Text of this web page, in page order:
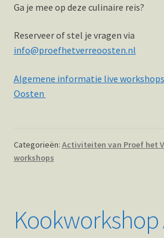
Ga je mee op deze culinaire reis?
Reserveer of stel je vragen via
info@proefhetverreoosten.nl
Algemene informatie live
Oosten
Categorieën: Activiteiten van Proef het
workshops
Kookworkshop